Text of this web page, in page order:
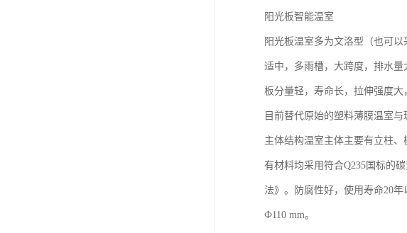
阳光板智能温室
阳光板温室多为文洛型（也可
适中，多雨槽，大跨度，排水
板分量轻，寿命长，拉伸强度
目前替代原始的塑料薄膜温室与
主体结构温室主体主要有立柱
有材料均采用符合Q235国标的
法》。防腐性好，使用寿命20
Ф110 mm。